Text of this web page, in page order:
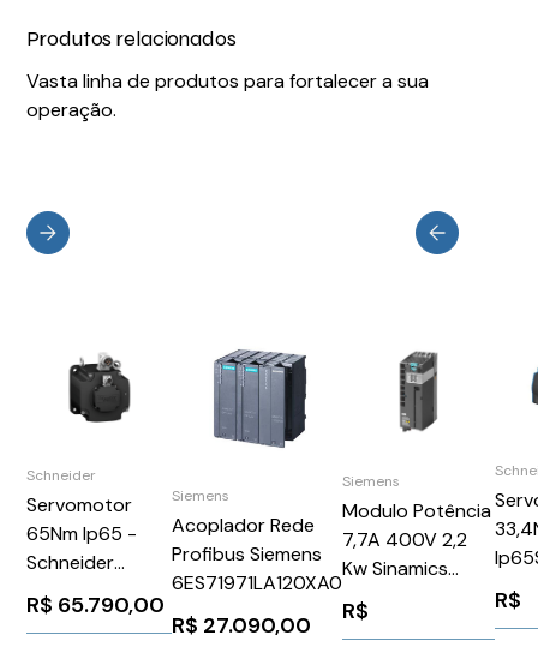
Produtos relacionados
Vasta linha de produtos para fortalecer a sua
operação.
Schneider
Servomotor
65Nm Ip65 -
Schneider
BMH1903P21A2A
R$ 65.790,00
Siemens
Acoplador Rede
Profibus Siemens
6ES71971LA120XA0
R$ 27.090,00
Siemens
Modulo Potência
7,7A 400V 2,2
Kw Sinamics
Pm240-2
Siemens
R$ R$